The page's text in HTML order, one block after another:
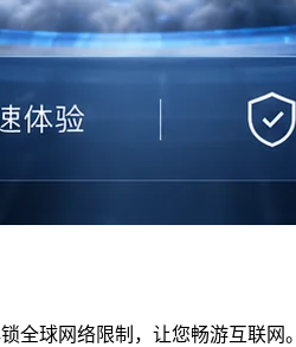
全球网络限制，让您畅游互联网。